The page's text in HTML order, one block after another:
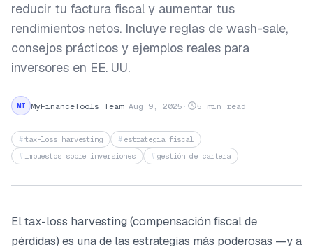
reducir tu factura fiscal y aumentar tus
rendimientos netos. Incluye reglas de wash-sale,
consejos prácticos y ejemplos reales para
inversores en EE. UU.
MT MyFinanceTools Team· Aug 9, 2025 · 5 min read
tax-loss harvesting
estrategia fiscal
impuestos sobre inversiones
gestión de cartera
El tax-loss harvesting (compensación fiscal de
pérdidas) es una de las estrategias más poderosas —y a